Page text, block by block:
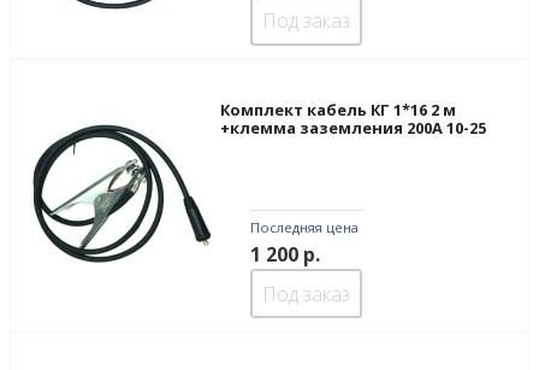
Под заказ
Комплект кабель КГ 1*16 2 м
+клемма заземления 200А 10-25
Последняя цена
1 200р.
Под заказ